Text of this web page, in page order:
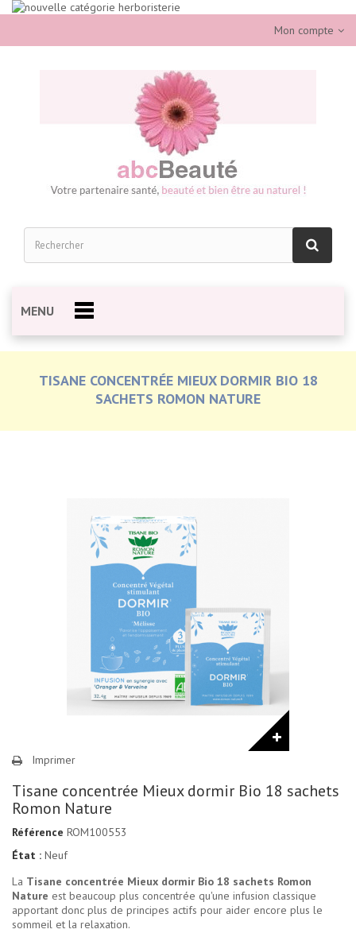
Mon compte
MENU
TISANE CONCENTRÉE MIEUX DORMIR BIO 18
SACHETS ROMON NATURE
Imprimer
Tisane concentrée Mieux dormir Bio 18 sachets
Romon Nature
Référence ROM100553
État : Neuf
La Tisane concentrée Mieux dormir Bio 18 sachets Romon
Nature est beaucoup plus concentrée qu'une infusion classique
apportant donc plus de principes actifs pour aider encore plus le
sommeil et la relaxation.